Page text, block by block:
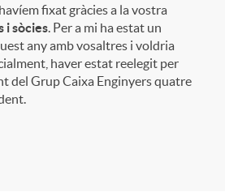
fixat gràcies a la vostra
i sòcies . Per a mi ha estat un
any amb vosaltres i voldria
haver estat reelegit per
del Grup Caixa Enginyers quatre